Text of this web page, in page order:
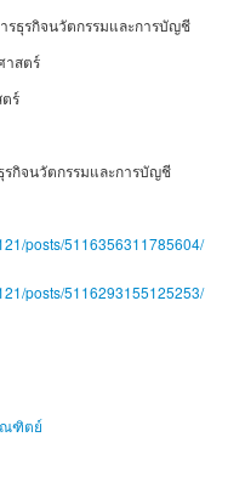
รธุรกิจนวัตกรรมและการบัญชี
าสตร์
ร์
กิจนวัตกรรมและการบัญชี
posts/5116356311785604/
posts/5116293155125253/
ณฑิตย์